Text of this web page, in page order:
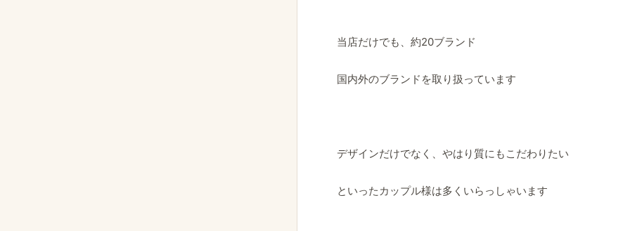
当店だけでも、約20ブランド
国内外のブランドを取り扱っています
デザインだけでなく、やはり質にもこだわりたい
といったカップル様は多くいらっしゃいます